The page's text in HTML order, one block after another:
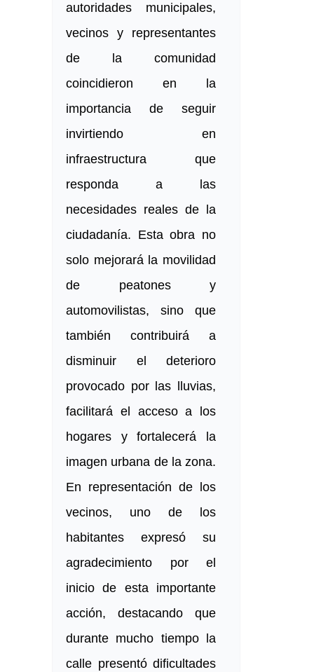
autoridades municipales,
vecinos y representantes
de la comunidad
coincidieron en la
importancia de seguir
invirtiendo en
infraestructura que
responda a las
necesidades reales de la
ciudadanía. Esta obra no
solo mejorará la movilidad
de peatones y
automovilistas, sino que
también contribuirá a
disminuir el deterioro
provocado por las lluvias,
facilitará el acceso a los
hogares y fortalecerá la
imagen urbana de la zona.
En representación de los
vecinos, uno de los
habitantes expresó su
agradecimiento por el
inicio de esta importante
acción, destacando que
durante mucho tiempo la
calle presentó dificultades